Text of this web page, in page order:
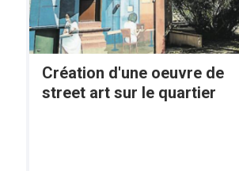
Création d'une oeuvre de
street art sur le quartier